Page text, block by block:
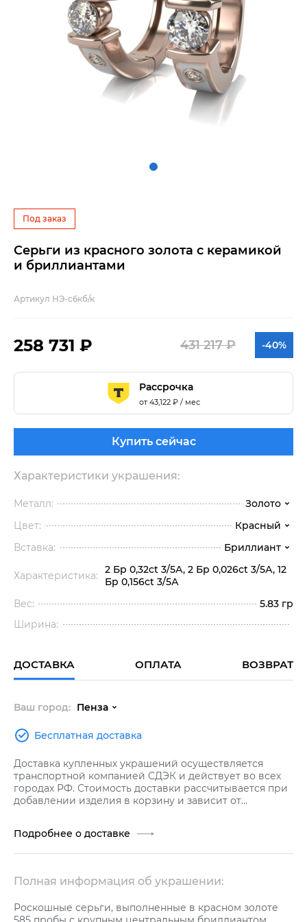
Под заказ
Серьги из красного золота с керамикой
и бриллиантами
Артикул НЭ-с6кб/к
258 731 ₽ 431 217 ₽ -40%
Рассрочка
от43,122₽ / мес
Купить сейчас
Характеристики украшения:
Металл:
Золото
Цвет:
Красный
Вставка:
Бриллиант
Характеристика:
2 Бр 0,32ct 3/5А, 2 Бр 0,026ct 3/5А, 12
Бр 0,156ct 3/5А
Вес:
5.83 гр
Ширина:
ДОСТАВКА ОПЛАТА ВОЗВРАТ
Ваш город: Пенза
Бесплатная доставка
Доставка купленных украшений осуществляется
транспортной компанией СДЭК и действует во всех
городах РФ. Стоимость доставки рассчитывается при
добавлении изделия в корзину и зависит от
Подробнее о доставке
Полная информация об украшении:
Роскошные серьги, выполненные в красном золоте